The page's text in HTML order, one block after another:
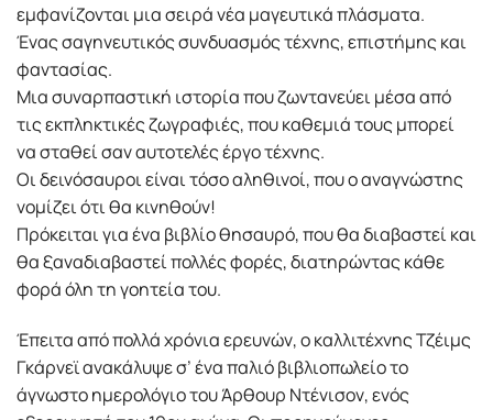
εμφανίζονται μια σειρά νέα μαγευτικά πλάσματα.
Ένας σαγηνευτικός συνδυασμός τέχνης, επιστήμης και
φαντασίας.
Μια συναρπαστική ιστορία που ζωντανεύει μέσα από
τις εκπληκτικές ζωγραφιές, που καθεμιά τους μπορεί
να σταθεί σαν αυτοτελές έργο τέχνης.
Οι δεινόσαυροι είναι τόσο αληθινοί, που ο αναγνώστης
νομίζει ότι θα κινηθούν!
Πρόκειται για ένα βιβλίο θησαυρό, που θα διαβαστεί και
θα ξαναδιαβαστεί πολλές φορές, διατηρώντας κάθε
φορά όλη τη γοητεία του.
Έπειτα από πολλά χρόνια ερευνών, ο καλλιτέχνης Τζέιμς
Γκάρνεϊ ανακάλυψε σ’ ένα παλιό βιβλιοπωλείο το
άγνωστο ημερολόγιο του Άρθουρ Ντένισον, ενός